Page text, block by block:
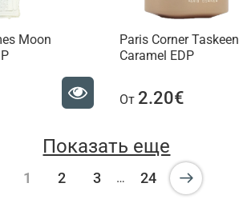
Moon
Paris Corner Taskeen
Caramel EDP
От 2.20€
Показать еще
1 2 3 … 24